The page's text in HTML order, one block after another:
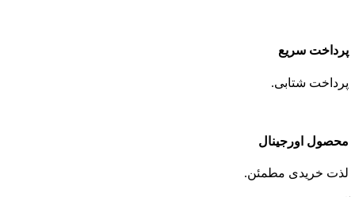
پرداخت سریع
پرداخت شتابی.
محصول اورجینال
لذت خریدی مطمئن.